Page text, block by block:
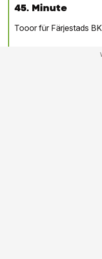
45. Minute
Tooor für Färjestads